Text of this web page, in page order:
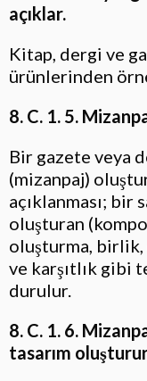
açıklar.
Kitap, dergi ve
ürünlerinden
8. C. 1. 5.
Bir gazete veya
(mizanpaj)
açıklanması; bir
oluşturan
oluşturma, birlik,
ve karşıtlık gibi
durulur.
8. C. 1. 6.
tasarım